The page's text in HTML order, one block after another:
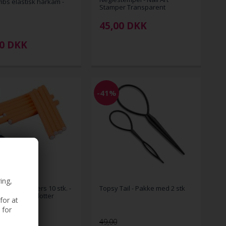
at
for
DKK
Stamper Transparent
45,00 DKK
Rollers 10 stk. -
/ papilotter
-41%
Topsy Tail - Pakke med 2 stk
49,00